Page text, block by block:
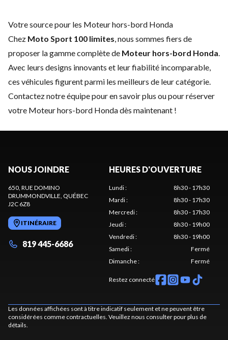
Votre source pour les Moteur hors-bord Honda
Chez Moto Sport 100 limites, nous sommes fiers de
proposer la gamme complète de Moteur hors-bord Honda.
Avec leurs designs innovants et leur fiabilité incomparable,
ces véhicules figurent parmi les meilleurs de leur catégorie.
Contactez notre équipepour en savoir plus ou pour réserver
votre Moteur hors-bord Honda dès maintenant !
NOUS JOINDRE
650, RUE DOMINO
DRUMMONDVILLE, QUÉBEC
J2C 6Z8
ITINÉRAIRE
819 445-6686
HEURES D'OUVERTURE
Lundi:
8h30 - 17h30
Mardi:
8h30 - 17h30
Mercredi:
8h30 - 17h30
Jeudi:
8h30 - 19h00
Vendredi:
8h30 - 19h00
Samedi:
Fermé
Dimanche: Fermé
Restez connecté
Les données affichées sont à titre indicatif seulement et ne peuvent être
considérées comme contractuelles. Veuillez nous consulter pour plus de
détails.